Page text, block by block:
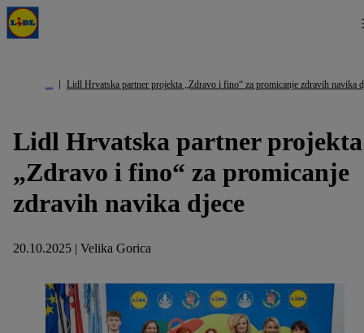
Lidl Hrvatska partner projekta „Zdravo i fino“ za promicanje zdravih navika
Lidl Hrvatska partner projekta
„Zdravo i fino“ za promicanje
zdravih navika djece
20.10.2025 | Velika Gorica